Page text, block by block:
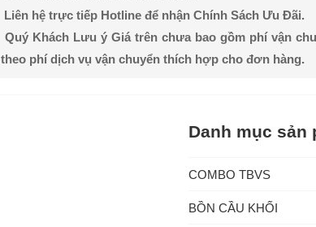
Liên hệ trực tiếp Hotline để nhận Chính Sách Ưu Đãi.
Quý Khách Lưu ý Giá trên chưa bao gồm phí vận
theo phí dịch vụ vận chuyển thích hợp cho đơn hàng.
Danh mục sản
COMBO TBVS
BỒN CẦU KHỐI